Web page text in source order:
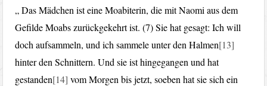
„ Das Mädchen ist eine Moabiterin, die mit Naomi aus dem
Gefilde Moabs zurückgekehrt ist. (7) Sie hat gesagt: Ich will
doch aufsammeln, und ich sammele unter den Halmen[13]
hinter den Schnittern. Und sie ist hingegangen und hat
gestanden[14] vom Morgen bis jetzt, soeben hat sie sich ein